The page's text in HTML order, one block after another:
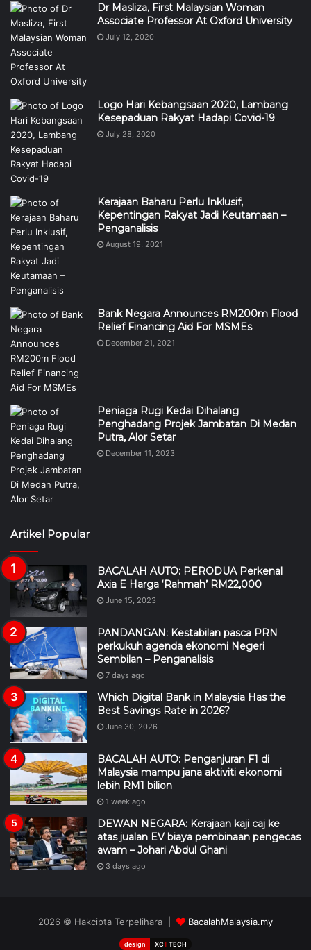
Dr Masliza, First Malaysian Woman
Associate Professor At Oxford University
July 12, 2020
Logo Hari Kebangsaan 2020, Lambang
Kesepaduan Rakyat Hadapi Covid-19
July 28, 2020
Kerajaan Baharu Perlu Inklusif,
Kepentingan Rakyat Jadi Keutamaan –
Penganalisis
August 19, 2021
Bank Negara Announces RM200m Flood
Relief Financing Aid For MSMEs
December 21, 2021
Peniaga Rugi Kedai Dihalang
Penghadang Projek Jambatan Di Medan
Putra, Alor Setar
December 11, 2023
Artikel Popular
BACALAH AUTO: PERODUA Perkenal
Axia E Harga ‘Rahmah’ RM22,000
June 15, 2023
PANDANGAN: Kestabilan pasca PRN
perkukuh agenda ekonomi Negeri
Sembilan – Penganalisis
7 days ago
Which Digital Bank in Malaysia Has the
Best Savings Rate in 2026?
June 30, 2026
BACALAH AUTO: Penganjuran F1 di
Malaysia mampu jana aktiviti ekonomi
lebih RM1 bilion
1 week ago
DEWAN NEGARA: Kerajaan kaji caj ke
atas jualan EV biaya pembinaan pengecas
awam – Johari Abdul Ghani
3 days ago
2026 © Hakcipta Terpelihara | BacalahMalaysia.my
design XCIITECH